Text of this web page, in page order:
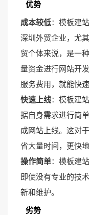
优势
成本较低：模板建
深圳外贸企业，尤
贸个体来说，是一
量资金进行网站开
服务费用，就能快
快速上线：模板建
据自身需求进行简
成网站上线。这对
省大量时间，更快地
操作简单：模板建
即使没有专业的技
新和维护。
劣势